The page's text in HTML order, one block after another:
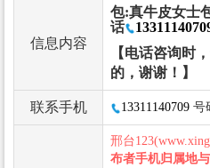
信息内容
包:真牛皮女士
话
【电话咨询时
的，谢谢！】
联系手机 13311140709 号
邢台
布者手机归属地